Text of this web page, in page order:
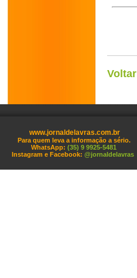
Voltar
www.jornaldelavras.com.br
Para quem leva a informação a sério.
WhatsApp: (35) 9 9925-5481
Instagram e Facebook: @jornaldelavras